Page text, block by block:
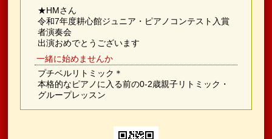
★HMさん
令和7年度耕心館ジュニア・ピアノコンテスト入賞
者演奏会
出演おめでとうございます
一緒に始めませんか
プチベルリトミック＊
本格的なピアノに入る前の0-2歳親子リトミック・
グループレッスン